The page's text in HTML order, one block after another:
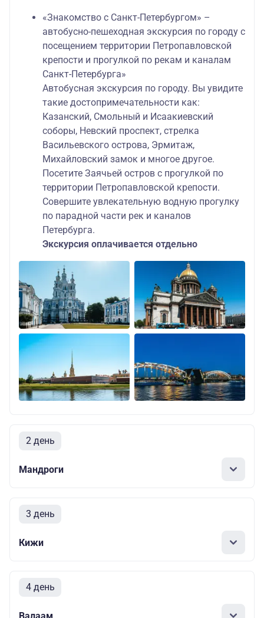
«Знакомство с Санкт-Петербургом» –
автобусно-пешеходная экскурсия по городу с
посещением территории Петропавловской
крепости и прогулкой по рекам и каналам
Санкт-Петербурга»
Автобусная экскурсия по городу. Вы увидите
такие достопримечательности как:
Казанский, Смольный и Исаакиевский
соборы, Невский проспект, стрелка
Васильевского острова, Эрмитаж,
Михайловский замок и многое другое.
Посетите Заячьей остров с прогулкой по
территории Петропавловской крепости.
Совершите увлекательную водную прогулку
по парадной части рек и каналов
Петербурга.
Экскурсия оплачивается отдельно
2 день
Мандроги
3 день
Кижи
4 день